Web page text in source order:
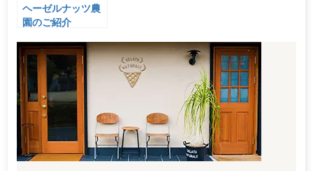
ヘーゼルナッツ農
園のご紹介